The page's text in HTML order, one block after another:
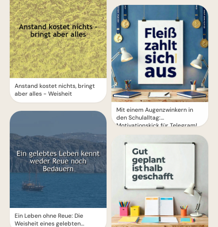
Anstand kostet nichts, bringt
aber alles - Weisheit
Ein Leben ohne Reue: Die
Weisheit eines gelebten
Mit einem Augenzwinkern in
den Schulalltag:
Motivationskick für Telegram!